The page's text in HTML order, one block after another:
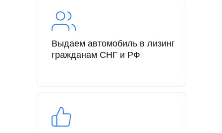
Выдаем автомобиль в лизинг
гражданам СНГ и РФ